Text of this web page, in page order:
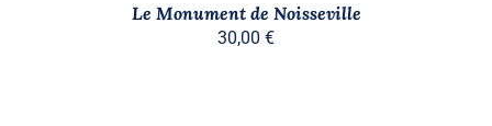
Le Monument de Noisseville
30,00 €